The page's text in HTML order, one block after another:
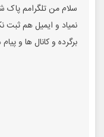
سلام من تلگرامم پاک
نمیاد و ایمیل هم ثبت
برگرده و کانال ها و